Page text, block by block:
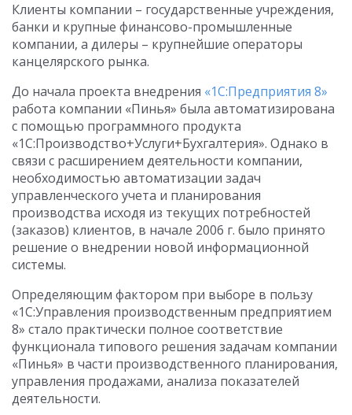
Клиенты компании – государственные учреждения,
банки и крупные финансово-промышленные
компании, а дилеры – крупнейшие операторы
канцелярского рынка.
До начала проекта внедрения «1С:Предприятия 8»
работа компании «Пинья» была автоматизирована
с помощью программного продукта
«1С:Производство+Услуги+Бухгалтерия». Однако в
свя­зи с рас­ши­ре­ни­ем деятельности компании,
необходимостью автоматизации задач
управленческого учета и планирования
производства исходя из текущих потребностей
(заказов) клиентов, в начале 2006 г. было принято
решение о внедрении новой информационной
системы.
Определяющим фактором при выборе в пользу
«1С:Управления производственным предприятием
8» стало практически полное соответствие
функционала типового решения задачам компании
«Пинья» в части производственного планирования,
управления продажами, анализа показателей
деятельности.